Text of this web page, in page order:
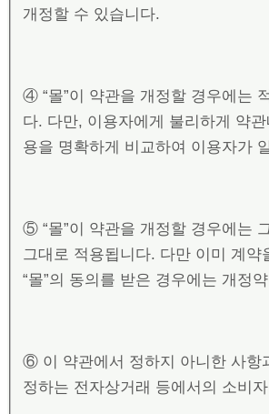
개정할 수 있습니다.
④ “몰”이 약관을 개정할 경우에는
다. 다만, 이용자에게 불리하게 약
용을 명확하게 비교하여 이용자가
⑤ “몰”이 약관을 개정할 경우에는
그대로 적용됩니다. 다만 이미 계약
“몰”의 동의를 받은 경우에는 개정
⑥ 이 약관에서 정하지 아니한 사항
정하는 전자상거래 등에서의 소비